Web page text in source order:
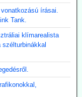
írásai.
Tank.
klímarealista